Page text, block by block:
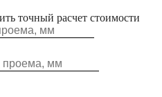
точный расчет стоимости